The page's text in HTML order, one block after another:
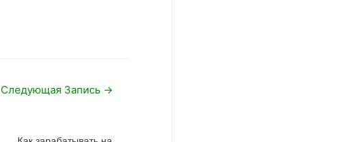
Следующая Запись →